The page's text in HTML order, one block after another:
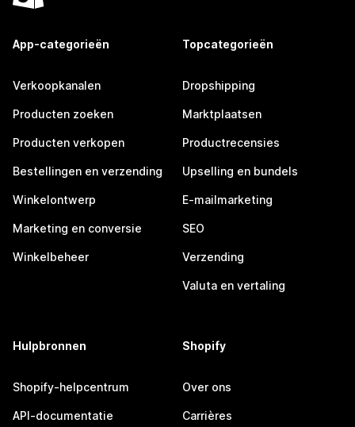
App-categorieën
Verkoopkanalen
Producten zoeken
Producten verkopen
Bestellingen en verzending
Winkelontwerp
Marketing en conversie
Winkelbeheer
Topcategorieën
Dropshipping
Marktplaatsen
Productrecensies
Upselling en bundels
E-mailmarketing
SEO
Verzending
Valuta en vertaling
Hulpbronnen
Shopify-helpcentrum
API-documentatie
Shopify
Over ons
Carrières